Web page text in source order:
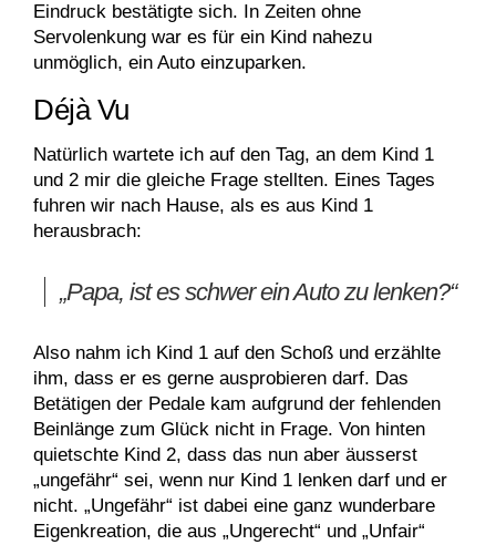
Eindruck bestätigte sich. In Zeiten ohne
Servolenkung war es für ein Kind nahezu
unmöglich, ein Auto einzuparken.
Déjà Vu
Natürlich wartete ich auf den Tag, an dem Kind 1
und 2 mir die gleiche Frage stellten. Eines Tages
fuhren wir nach Hause, als es aus Kind 1
herausbrach:
„Papa, ist es schwer ein Auto zu lenken?“
Also nahm ich Kind 1 auf den Schoß und erzählte
ihm, dass er es gerne ausprobieren darf. Das
Betätigen der Pedale kam aufgrund der fehlenden
Beinlänge zum Glück nicht in Frage. Von hinten
quietschte Kind 2, dass das nun aber äusserst
„ungefähr“ sei, wenn nur Kind 1 lenken darf und er
nicht. „Ungefähr“ ist dabei eine ganz wunderbare
Eigenkreation, die aus „Ungerecht“ und „Unfair“